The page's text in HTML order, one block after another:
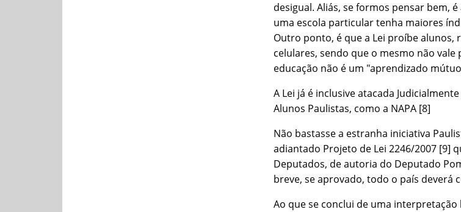
desigual. Aliás, se formos pensar bem,
uma escola particular tenha maiores
Outro ponto, é que a Lei proí­be alunos,
celulares, sendo que o mesmo não vale
educação não é um "aprendizado
A Lei já é inclusive atacada
Alunos Paulistas, como a NAPA [8]
Não bastasse a estranha iniciativa
adiantado Projeto de Lei 2246/2007 [9]
Deputados, de autoria do Deputado
breve, se aprovado, todo o paí­s deverá
Ao que se conclui de uma interpretação